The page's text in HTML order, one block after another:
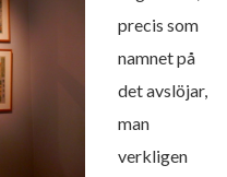
precis som
namnet på
det avslöjar,
man
verkligen